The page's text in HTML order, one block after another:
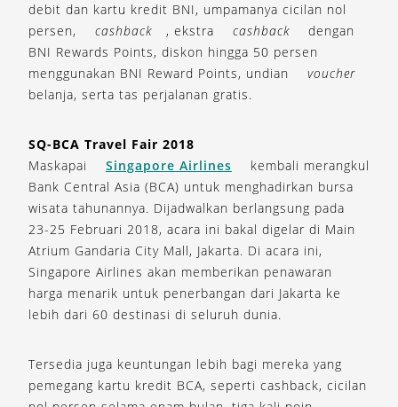
debit dan kartu kredit BNI, umpamanya cicilan nol
persen,
cashback , ekstra cashback
dengan
BNI Rewards Points, diskon hingga 50 persen
menggunakan BNI Reward Points, undian
voucher
belanja, serta tas perjalanan gratis.
SQ-BCA Travel Fair 2018
Maskapai
Singapore Airlines
kembali merangkul
Bank Central Asia (BCA) untuk menghadirkan bursa
wisata tahunannya. Dijadwalkan berlangsung pada
23-25 Februari 2018, acara ini bakal digelar di Main
Atrium Gandaria City Mall, Jakarta. Di acara ini,
Singapore Airlines akan memberikan penawaran
harga menarik untuk penerbangan dari Jakarta ke
lebih dari 60 destinasi di seluruh dunia.
Tersedia juga keuntungan lebih bagi mereka yang
pemegang kartu kredit BCA, seperti cashback, cicilan